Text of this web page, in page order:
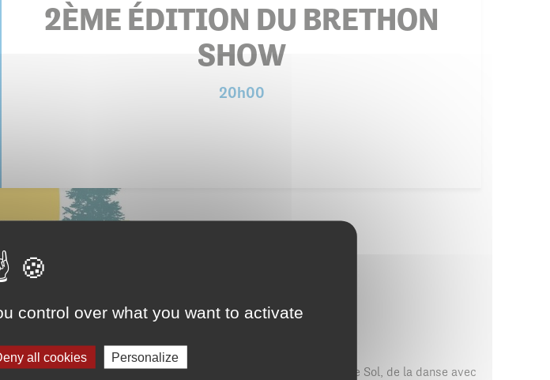
2ÈME ÉDITION DU BRETHON
SHOW
20h00
29 novembre, à 20h, au Centre culturel Le Dôme.
avec Musique & Spectacles Girard, du chant avec Les Clefs de Sol, de la danse avec
control over what you want to activate
all cookies Personalize